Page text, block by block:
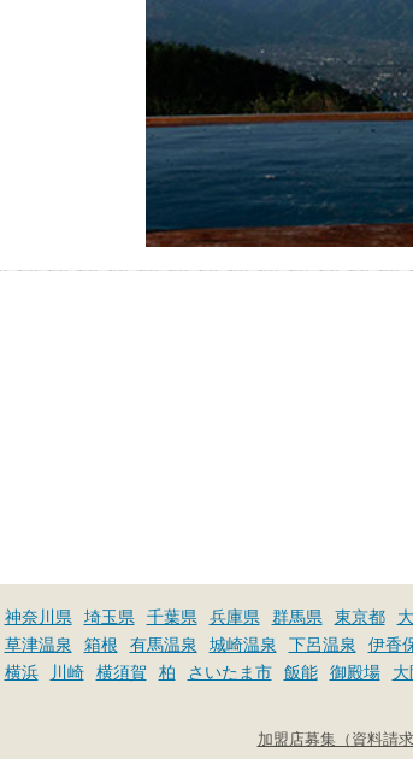
神奈川県 埼玉県 千葉県 兵庫県 群馬県 東京都
草津温泉 箱根 有馬温泉 城崎温泉 下呂温泉 伊香
横浜 川崎 横須賀 柏 さいたま市 飯能 御殿場
加盟店募集（資料請求